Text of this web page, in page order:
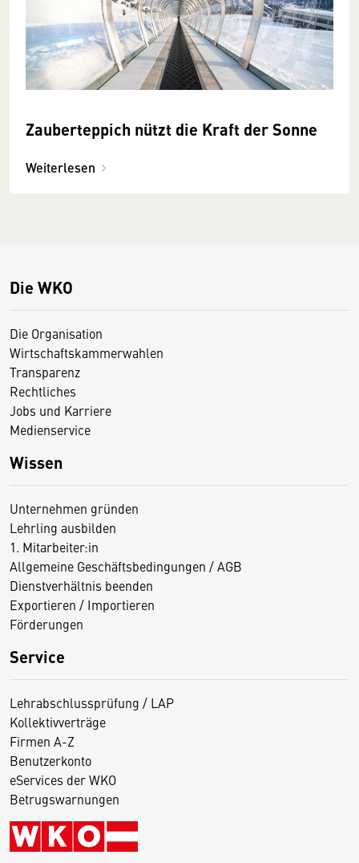
Zauberteppich nützt die Kraft der Sonne
Weiterlesen
Die WKO
Die Organisation
Wirtschaftskammerwahlen
Transparenz
Rechtliches
Jobs und Karriere
Medienservice
Wissen
Unternehmen gründen
Lehrling ausbilden
1. Mitarbeiter:in
Allgemeine Geschäftsbedingungen / AGB
Dienstverhältnis beenden
Exportieren / Importieren
Förderungen
Service
Lehrabschlussprüfung / LAP
Kollektivverträge
Firmen A-Z
Benutzerkonto
eServices der WKO
Betrugswarnungen